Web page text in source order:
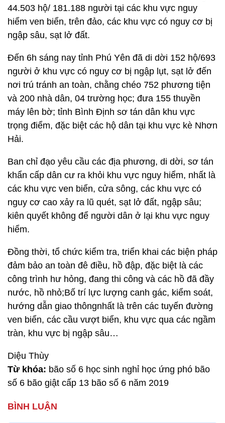
44.503 hộ/ 181.188 người tại các khu vực nguy
hiểm ven biển, trên đảo, các khu vực có nguy cơ bị
ngập sâu, sạt lở đất.
Đến 6h sáng nay tỉnh Phú Yên đã di dời 152 hộ/693
người ở khu vực có nguy cơ bị ngập lụt, sạt lở đến
nơi trú tránh an toàn, chằng chéo 752 phương tiện
và 200 nhà dân, 04 trường học; đưa 155 thuyền
máy lên bờ; tỉnh Bình Định sơ tán dân khu vực
trọng điểm, đặc biệt các hộ dân tại khu vực kè Nhơn
Hải.
Ban chỉ đạo yêu cầu các địa phương, di dời, sơ tán
khẩn cấp dân cư ra khỏi khu vực nguy hiểm, nhất là
các khu vực ven biển, cửa sông, các khu vực có
nguy cơ cao xảy ra lũ quét, sạt lở đất, ngập sâu;
kiên quyết không để người dân ở lại khu vực nguy
hiểm.
Đồng thời, tổ chức kiểm tra, triển khai các biện pháp
đảm bảo an toàn đê điều, hồ đập, đặc biệt là các
công trình hư hỏng, đang thi công và các hồ đã đầy
nước, hồ nhỏ;Bố trí lực lượng canh gác, kiểm soát,
hướng dẫn giao thôngnhất là trên các tuyến đường
ven biển, các cầu vượt biển, khu vực qua các ngầm
tràn, khu vực bị ngập sâu…
Diệu Thùy
Từ khóa: bão số 6 học sinh nghỉ học ứng phó bão
số 6 bão giật cấp 13 bão số 6 năm 2019